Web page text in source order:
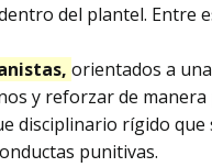
del plantel. Entre
orientados a
y reforzar de
disciplinario rígido
punitivas.